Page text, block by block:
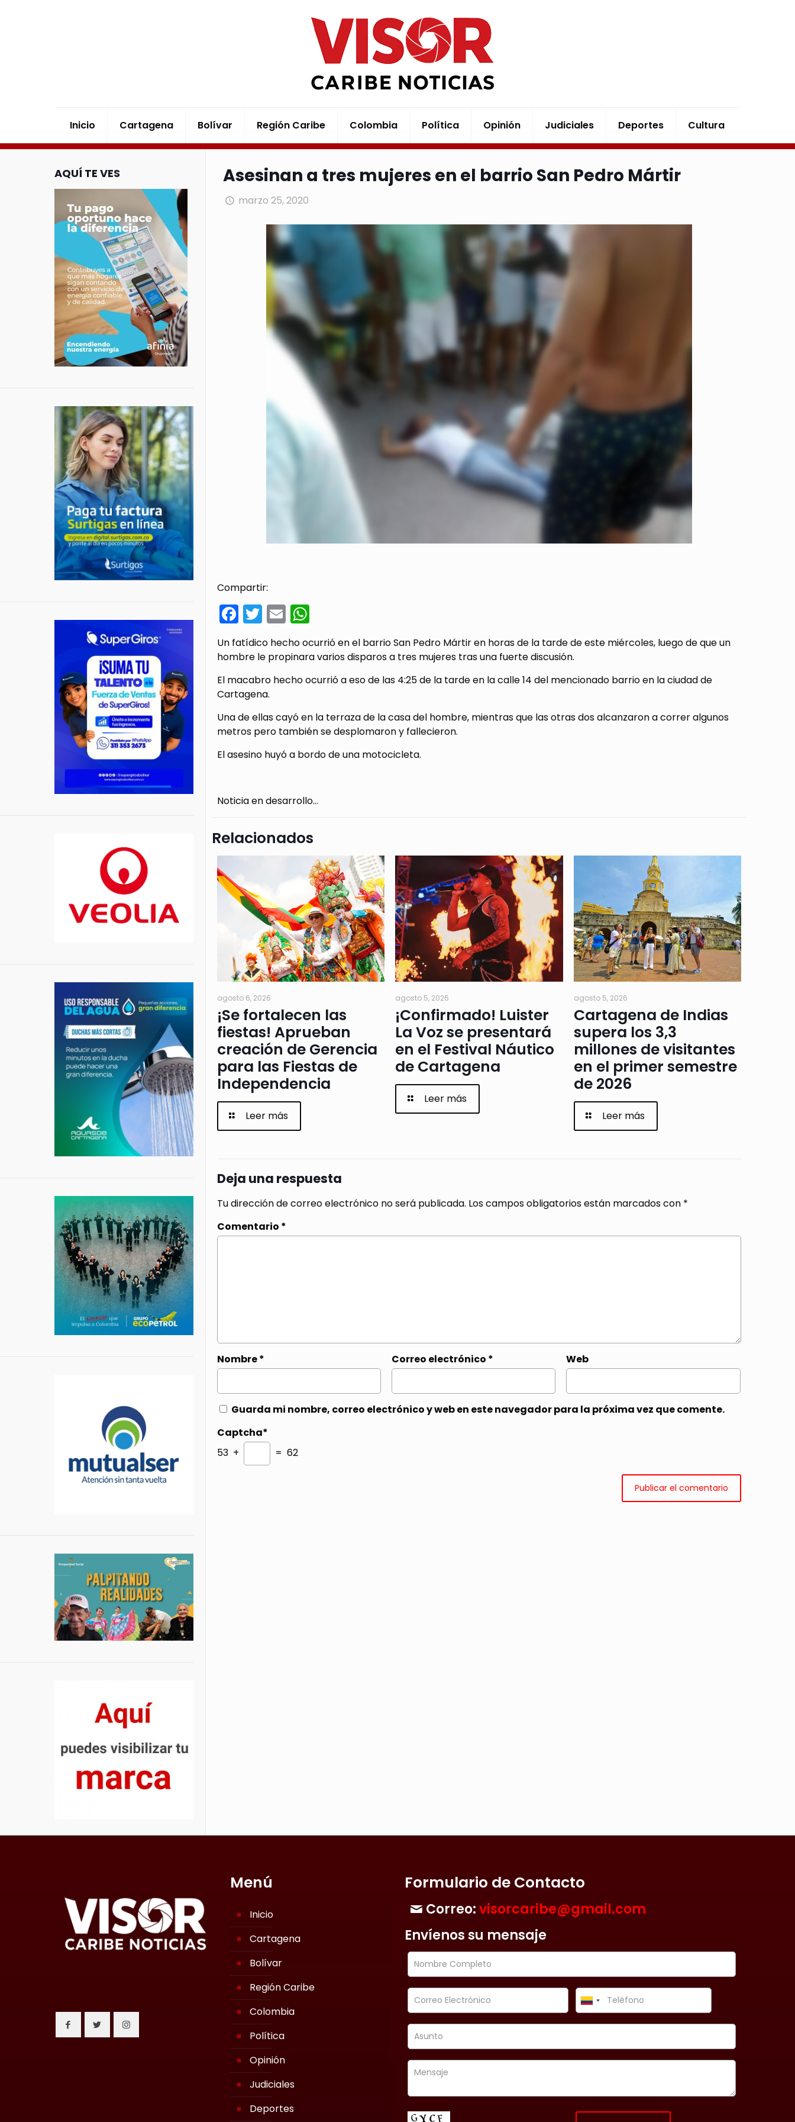
Inicio Cartagena Bolívar Región Caribe Colombia Política Opinión Judiciales Deportes Cultura
Asesinan a tres mujeres en el barrio San Pedro Mártir
marzo 25, 2020
Compartir:
Facebook
Twitter
Email
Un fatídico hecho ocurrió en el barrio San Pedro Mártir en horas de la tarde de este miércoles, luego de que un
hombre le propinara varios disparos a tres mujeres tras una fuerte discusión.
El macabro hecho ocurrió a eso de las 4:25 de la tarde en la calle 14 del mencionado barrio en la ciudad de
Cartagena.
Una de ellas cayó en la terraza de la casa del hombre, mientras que las otras dos alcanzaron a correr algunos
metros pero también se desplomaron y fallecieron.
El asesino huyó a bordo de una motocicleta.
Noticia en desarrollo…
Relacionados
agosto 6, 2026
¡Se fortalecen las
fiestas! Aprueban
creación de Gerencia
para las Fiestas de
Independencia
Leer más
agosto 5, 2026
¡Confirmado! Luister
La Voz se presentará
en el Festival Náutico
de Cartagena
Leer más
agosto 5, 2026
Cartagena de Indias
supera los 3,3
millones de visitantes
en el primer semestre
de 2026
Leer más
Deja una respuesta
Tu dirección de correo electrónico no será publicada. Los campos obligatorios están marcados con *
Comentario *
Nombre* Correo electrónico * Web
Guarda mi nombre, correo electrónico y web en este navegador para la próxima vez que comente.
Captcha*
53 +
= 62
AQUÍ TE VES
Menú
Inicio
Cartagena
Bolívar
Región Caribe
Colombia
Política
Opinión
Judiciales
Deportes
Formulario de Contacto
Correo:visorcaribe@gmail.com
Envíenos su mensaje